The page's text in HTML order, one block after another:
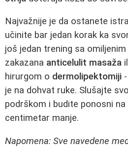
Najvažnije je da ostanete
učinite bar jedan korak ka
još jedan trening sa
zakazana anticelulit masaža
hirurgom o dermolipektomiji
je na dohvat ruke. Slušajte
podrškom i budite ponosni
centimetar manje.
Napomena: Sve navedene